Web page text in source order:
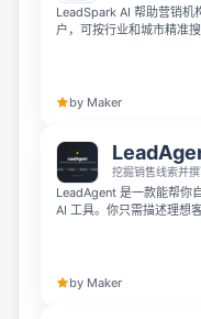
LeadSpark AI 帮助营销机
户，可按行业和城市精准
by Maker
挖掘销售线索并
LeadAgent 是一款能帮你
AI 工具。你只需描述理想
by Maker